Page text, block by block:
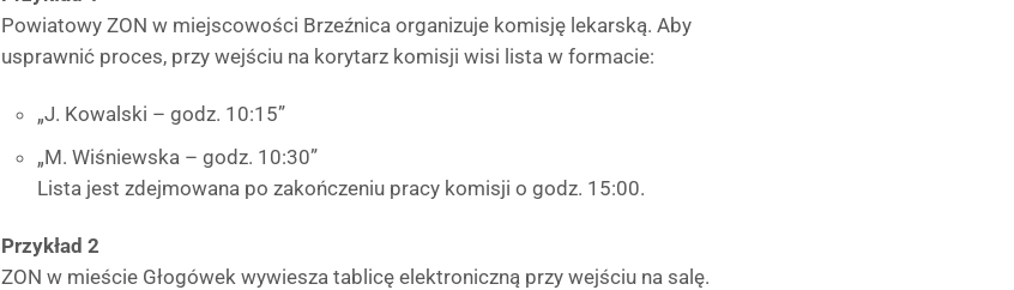
Powiatowy ZON w miejscowości Brzeźnica organizuje komisję lekarską. Aby
usprawnić proces, przy wejściu na korytarz komisji wisi lista w formacie:
„J. Kowalski – godz. 10:15”
„M. Wiśniewska – godz. 10:30”
Lista jest zdejmowana po zakończeniu pracy komisji o godz. 15:00.
Przykład 2
ZON w mieście Głogówek wywiesza tablicę elektroniczną przy wejściu na salę.